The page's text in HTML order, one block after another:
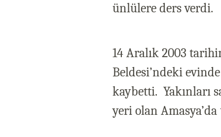
ünlülere ders verdi.
14 Aralık 2003
Beldesi’ndeki
kaybetti. Yakınları
yeri olan